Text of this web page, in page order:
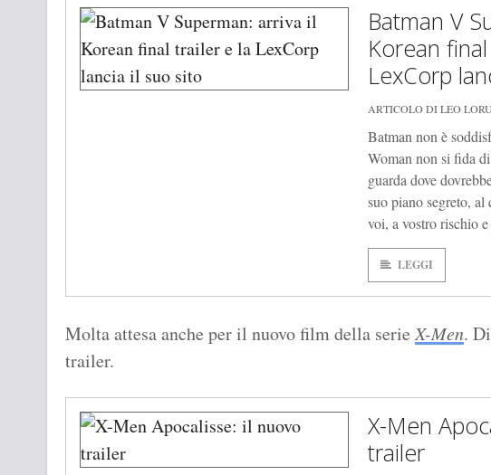
Batman V
Korean
LexCorp
ARTICOLO DI LEO
Batman non è
Woman non si fida
guarda dove
suo piano segreto, al
voi, a vostro rischio
LEGGI
Molta attesa anche per il nuovo film della serieX-Men.
trailer.
X-Men
trailer